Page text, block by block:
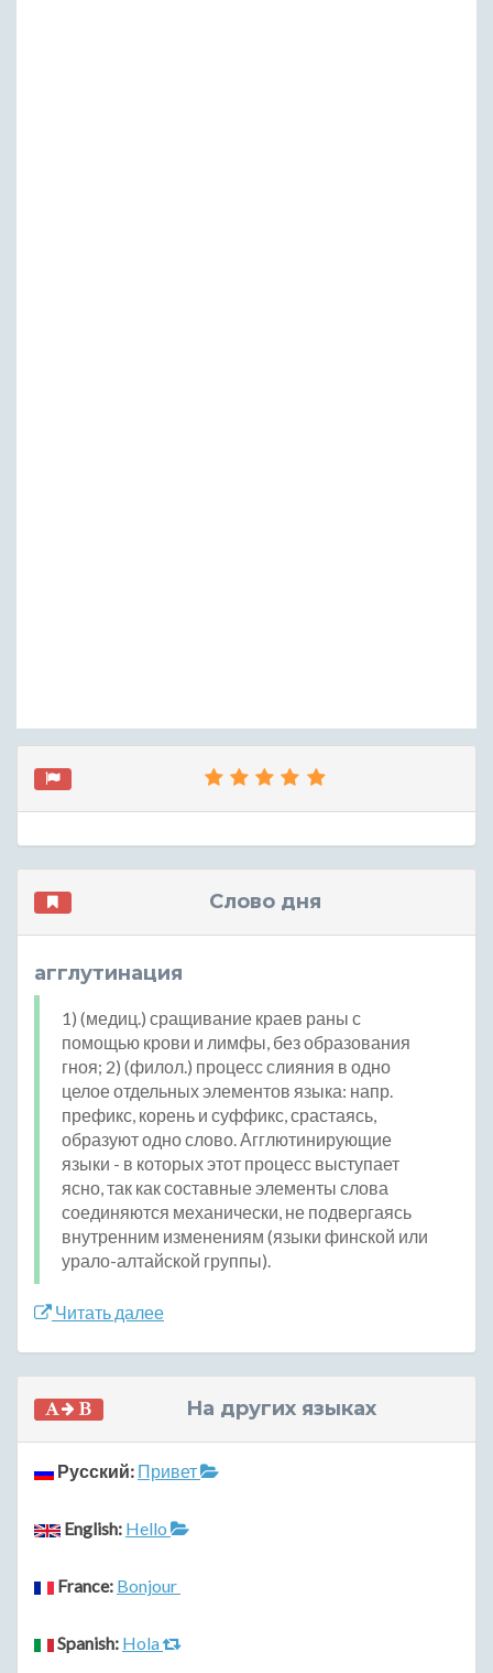
Слово дня
агглутинация
1) (медиц.) сращивание краев раны с
помощью крови и лимфы, без образования
гноя; 2) (филол.) процесс слияния в одно
целое отдельных элементов языка: напр.
префикс, корень и суффикс, срастаясь,
образуют одно слово. Агглютинирующие
языки - в которых этот процесс выступает
ясно, так как составные элементы слова
соединяются механически, не подвергаясь
внутренним изменениям (языки финской или
урало-алтайской группы).
Читать далее
На других языках
Русский: Привет
English: Hello
France: Bonjour
Spanish: Hola